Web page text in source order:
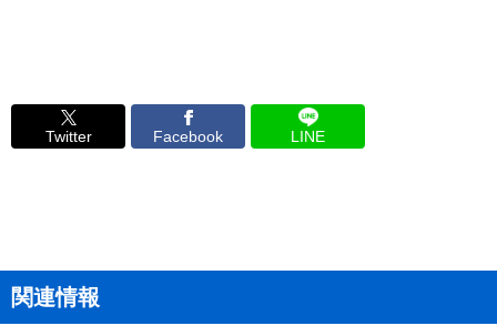
Twitter Facebook LINE
関連情報